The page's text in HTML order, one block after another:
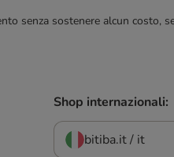
senza sostenere alcun costo,
Shop internazionali:
bitiba.it / it